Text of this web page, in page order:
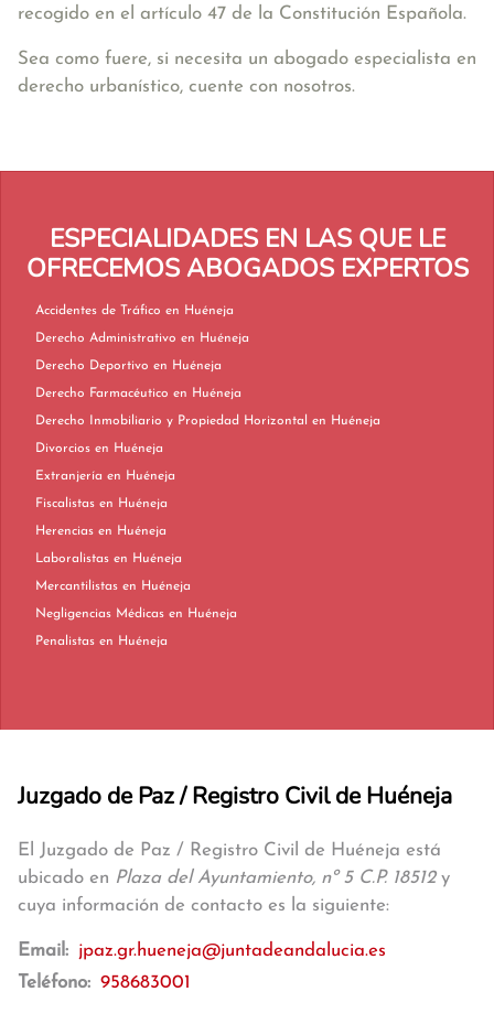
recogido en el artículo 47 de la Constitución Española.
Sea como fuere, si necesita un abogado especialista en
derecho urbanístico, cuente con nosotros.
ESPECIALIDADES EN LAS QUE LE
OFRECEMOS ABOGADOS EXPERTOS
Accidentes de Tráfico en Huéneja
Derecho Administrativo en Huéneja
Derecho Deportivo en Huéneja
Derecho Farmacéutico en Huéneja
Derecho Inmobiliario y Propiedad Horizontal en Huéneja
Divorcios en Huéneja
Extranjería en Huéneja
Fiscalistas en Huéneja
Herencias en Huéneja
Laboralistas en Huéneja
Mercantilistas en Huéneja
Negligencias Médicas en Huéneja
Penalistas en Huéneja
Juzgado de Paz / Registro Civil de Huéneja
El Juzgado de Paz / Registro Civil de Huéneja está
ubicado en Plaza del Ayuntamiento, nº 5 C.P. 18512y
cuya información de contacto es la siguiente:
Email: jpaz.gr.hueneja@juntadeandalucia.es
Teléfono: 958683001